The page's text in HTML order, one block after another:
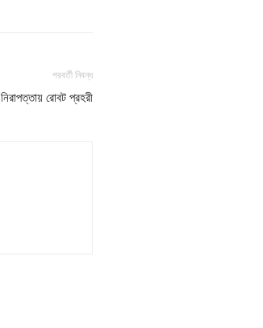
পরবর্তী নিবন্ধ
নিরাপত্তায় রোবট প্রহরী